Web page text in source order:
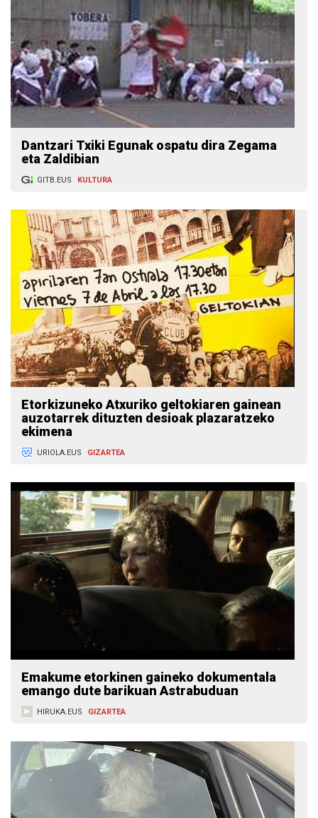
Dantzari Txiki Egunak ospatu dira Zegama
eta Zaldibian
GITB.EUS KULTURA
Etorkizuneko Atxuriko geltokiaren gainean
auzotarrek dituzten desioak plazaratzeko
ekimena
URIOLA.EUS GIZARTEA
Emakume etorkinen gaineko dokumentala
emango dute barikuan Astrabuduan
HIRUKA.EUS GIZARTEA